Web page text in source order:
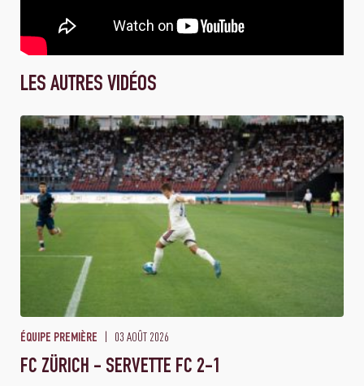
LES AUTRES VIDÉOS
ÉQUIPE PREMIÈRE 03 AOÛT 2026
FC ZÜRICH - SERVETTE FC 2-1